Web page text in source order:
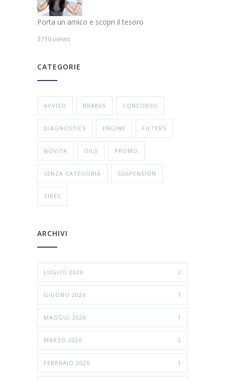
Porta un amico e scopri il tesoro
3710 views
CATEGORIE
AVVISO BRAKES CONCORSO
DIAGNOSTICS ENGINE FILTERS
NOVITA OILS PROMO
SENZA CATEGORIA SUSPENSION
TIRES
ARCHIVI
LUGLIO 2026 2
GIUGNO 2026 1
MAGGIO 2026 1
MARZO 2026 2
FEBBRAIO 2026 1